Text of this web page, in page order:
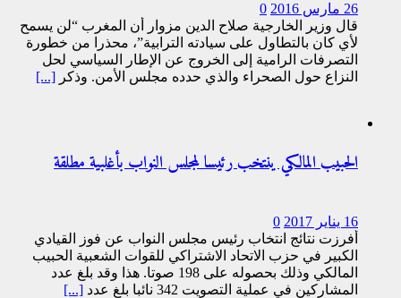
26 مارس 2016
0
قال وزير الخارجية صلاح الدين مزوار أن المغرب “لن يسمح
لأي كان بالتطاول على سيادته الترابية”، محذرا من خطورة
التصرفات الرامية إلى الخروج عن الإطار السياسي لحل
النزاع حول الصحراء والذي حدده مجلس الأمن. وذكر [...]
الحبيب المالكي ينتخب رئيسا لمجلس النواب بأغلبية مطلقة
16 يناير 2017
0
أفرزت نتائج انتخاب رئيس مجلس النواب عن فوز القيادي
الكبير في حزب الاتحاد الاشتراكي للقوات الشعبية الحبيب
المالكي وذلك بحصوله على 198 صوتا. هذا وقد بلغ عدد
المشاركين في عملية التصويت 342 نائبا بلغ عدد
[...]